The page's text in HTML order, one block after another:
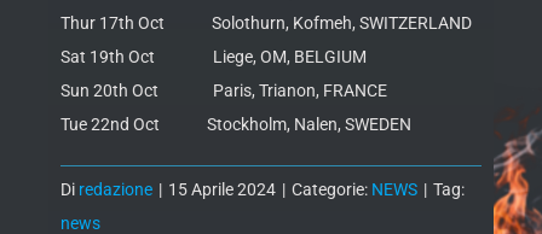
Thur 17th Oct Solothurn, Kofmeh, SWITZERLAND
Sat 19th Oct Liege, OM, BELGIUM
Sun 20th Oct Paris, Trianon, FRANCE
Tue 22nd Oct Stockholm, Nalen, SWEDEN
Di redazione | 15 Aprile 2024 | Categorie: NEWS | Tag:
news